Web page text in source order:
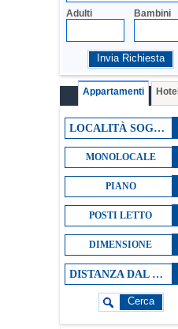
Adulti Bambini
Invia Richiesta
Appartamenti Hotel
LOCALITÀ SOGGIORNO
MONOLOCALE
PIANO
POSTI LETTO
DIMENSIONE
DISTANZA DAL MARE
Cerca